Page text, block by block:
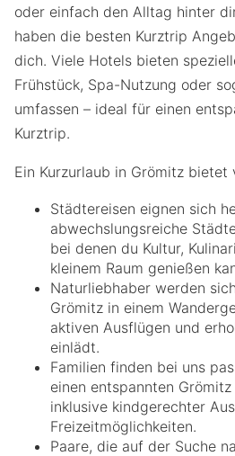
oder einfach den Alltag hinter
haben die besten Kurztrip
dich. Viele Hotels bieten
Frühstück, Spa-Nutzung oder
umfassen – ideal für einen
Kurztrip.
Ein Kurzurlaub in Grömitz bietet
Städtereisen eignen sich
abwechslungsreiche
bei denen du Kultur,
kleinem Raum genießen
Naturliebhaber werden
Grömitz in einem
aktiven Ausflügen und
einlädt.
Familien finden bei uns
einen entspannten
inklusive kindgerechter
Freizeitmöglichkeiten.
Paare, die auf der Suche